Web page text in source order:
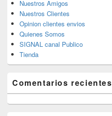
Nuestros Amigos
Nuestros Clientes
Opinion clientes envios
Quienes Somos
SIGNAL canal Publico
Tienda
Comentarios recientes